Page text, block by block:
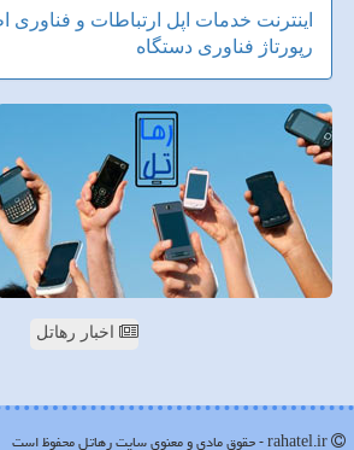
اینترنت خدمات اپل ارتباطات و فناوری
رپورتاژ فناوری دستگاه
اخبار رهاتل